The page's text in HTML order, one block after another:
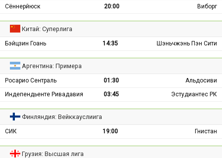
Сённерйюск 20:00 Виборг
Китай: Суперлига
Бэйцзин Гоань 14:35 Шэньчжэнь Пэн Сити
Аргентина: Примера
Росарио Сентраль 01:30
Альдосиви
Индепендьенте Ривадавия
03:45 Эстудиантес РК
Финляндия: Вейккауслиига
СИК 19:00 Гнистан
Грузия: Высшая лига